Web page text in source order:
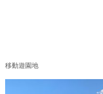
移動遊園地